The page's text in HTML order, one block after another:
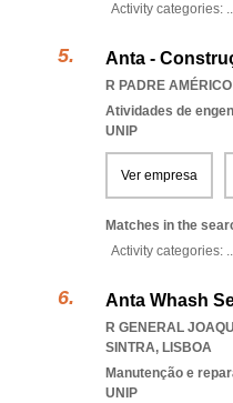
Activity categories:
Anta -
R PADRE
Atividades de
UNIP
Ver empresa
Matches in the
Activity categories:
Anta Whash
R GENERAL
SINTRA, LISBOA
Manutenção e
UNIP